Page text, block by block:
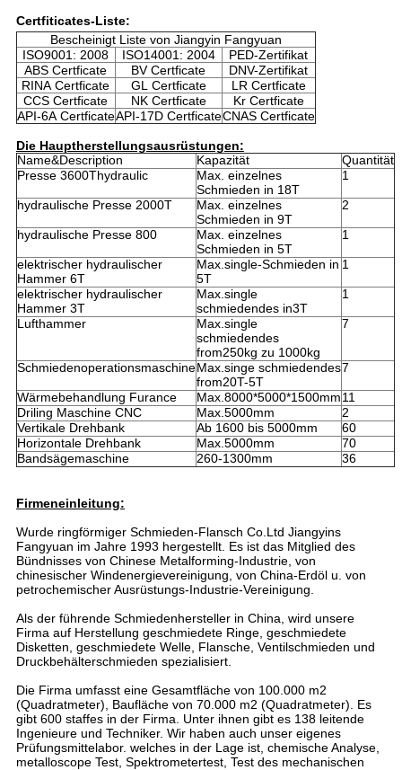
Certfiticates-Liste:
Bescheinigt Liste von Jiangyin Fangyuan
ISO9001: 2008
ISO14001: 2004
PED-Zertifikat
ABS Certficate
BV Certficate
DNV-Zertifikat
RINA Certficate
GL Certficate
LR Certficate
CCS Certficate
NK Certficate
Kr Certficate
API-6A CertficateAPI-17D CertficateCNAS Certficate
Die Hauptherstellungsausrüstungen:
Name&Description
Kapazität
Quantität
Presse 3600Thydraulic
Max. einzelnes
Schmieden in 18T
1
hydraulische Presse 2000T
Max. einzelnes
Schmieden in 9T
2
hydraulische Presse 800
Max. einzelnes
Schmieden in 5T
1
elektrischer hydraulischer
Hammer 6T
Max.single-Schmieden in
5T
1
elektrischer hydraulischer
Hammer 3T
Max.single
schmiedendes in3T
1
Lufthammer
Max.single
schmiedendes
from250kg zu 1000kg
7
SchmiedenoperationsmaschineMax.singe schmiedendes
from20T-5T
7
Wärmebehandlung Furance Max.8000*5000*1500mm11
Driling Maschine CNC
Max.5000mm
2
Vertikale Drehbank
Ab 1600 bis 5000mm
60
Horizontale Drehbank
Max.5000mm
70
Bandsägemaschine
260-1300mm 36
Firmeneinleitung:
Wurde ringförmiger Schmieden-Flansch Co.Ltd Jiangyins
Fangyuan im Jahre 1993 hergestellt. Es ist das Mitglied des
Bündnisses von Chinese Metalforming-Industrie, von
chinesischer Windenergievereinigung, von China-Erdöl u. von
petrochemischer Ausrüstungs-Industrie-Vereinigung.
Als der führende Schmiedenhersteller in China, wird unsere
Firma auf Herstellung geschmiedete Ringe, geschmiedete
Disketten, geschmiedete Welle, Flansche, Ventilschmieden und
Druckbehälterschmieden spezialisiert.
Die Firma umfasst eine Gesamtfläche von 100.000 m2
(Quadratmeter), Baufläche von 70.000 m2 (Quadratmeter). Es
gibt 600 staffes in der Firma. Unter ihnen gibt es 138 leitende
Ingenieure und Techniker. Wir haben auch unser eigenes
Prüfungsmittelabor. welches in der Lage ist, chemische Analyse,
metalloscope Test, Spektrometertest, Test des mechanischen